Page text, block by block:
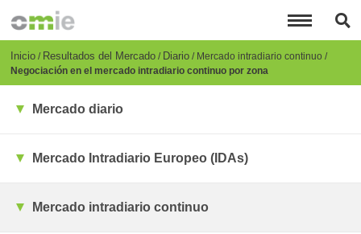
principal
Breadcrumb
Inicio Resultados del Mercado Diario Mercado intradiario continuo
Negociación en el mercado intradiario continuo por zona
Mercado diario
Mercado Intradiario Europeo (IDAs)
Mercado intradiario continuo